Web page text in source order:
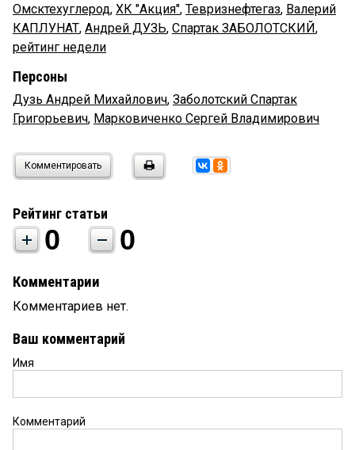
Омсктехуглерод, ХК "Акция", Тевризнефтегаз, Валерий
КАПЛУНАТ, Андрей ДУЗЬ, Спартак ЗАБОЛОТСКИЙ,
рейтинг недели
Персоны
Дузь Андрей Михайлович, Заболотский Спартак
Григорьевич, Марковиченко Сергей Владимирович
Комментировать
Рейтинг статьи
0 0
Комментарии
Комментариев нет.
Ваш комментарий
Имя
Комментарий